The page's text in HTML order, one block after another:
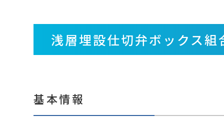
浅層埋設仕切弁ボックス
基本情報